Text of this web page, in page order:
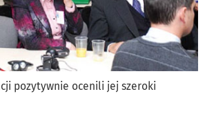
pozytywnie ocenili jej szeroki